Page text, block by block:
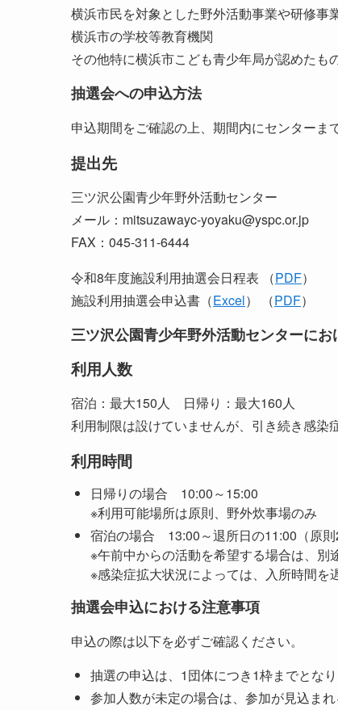
横浜市民を対象とした野外活動事業や研修事
横浜市の学校等教育機関
その他特に横浜市こども青少年局が認めたも
抽選会への申込方法
申込期間をご確認の上、期間内にセンターま
提出先
三ツ沢公園青少年野外活動センター
メール：mitsuzawayc-yoyaku@yspc.or.jp
FAX：045-311-6444
令和8年度施設利用抽選会日程表 （PDF）
施設利用抽選会申込書（Excel） （PDF）
三ツ沢公園青少年野外活動センターにお
利用人数
宿泊：最大150人 日帰り：最大160人
利用制限は設けていませんが、引き続き感染
利用時間
日帰りの場合 10:00～15:00
※利用可能場所は原則、野外炊事場のみ
宿泊の場合 13:00～退所日の11:00（原則
※午前中からの活動を希望する場合は、別
※感染症拡大状況によっては、入所時間を
抽選会申込における注意事項
申込の際は以下を必ずご確認ください。
抽選の申込は、1団体につき1枠までとなり
参加人数が未定の場合は、参加が見込まれ